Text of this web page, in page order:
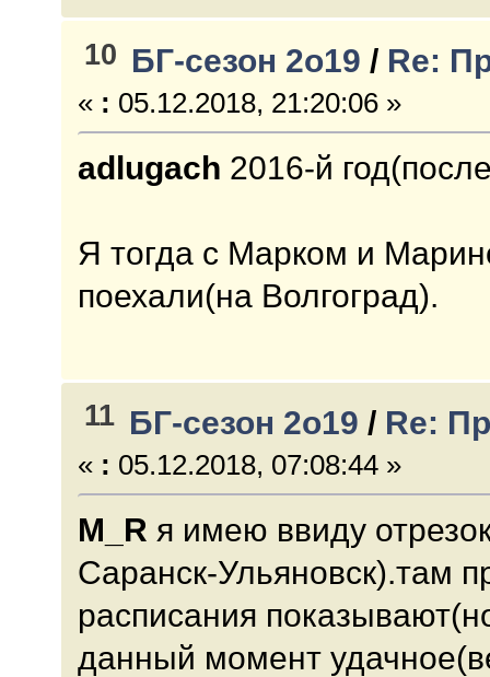
10 БГ-сезон 2о19 / Re:
« : 05.12.2018, 21:20:06 »
adlugach 2016-й
Я тогда с Марком и
поехали(на Волгоград).
11 БГ-сезон 2о19 / Re:
« : 05.12.2018, 07:08:44 »
M_R я имею ввиду
Саранск-Ульяновск).там
расписания
данный момент